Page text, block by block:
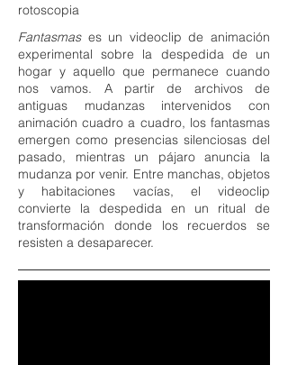
rotoscopia
Fantasmas es un videoclip de animación
experimental sobre la despedida de un
hogar y aquello que permanece cuando
nos vamos. A partir de archivos de
antiguas mudanzas intervenidos con
animación cuadro a cuadro, los fantasmas
emergen como presencias silenciosas del
pasado, mientras un pájaro anuncia la
mudanza por venir. Entre manchas, objetos
y habitaciones vacías, el videoclip
convierte la despedida en un ritual de
transformación donde los recuerdos se
resisten a desaparecer.